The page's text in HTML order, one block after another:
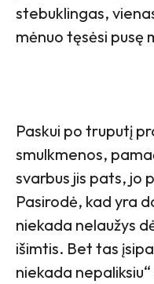
stebuklingas,
mėnuo tęsėsi pusę
Paskui po truputį
smulkmenos,
svarbus jis pats, jo
Pasirodė, kad yra
niekada nelaužys
išimtis. Bet tas
niekada